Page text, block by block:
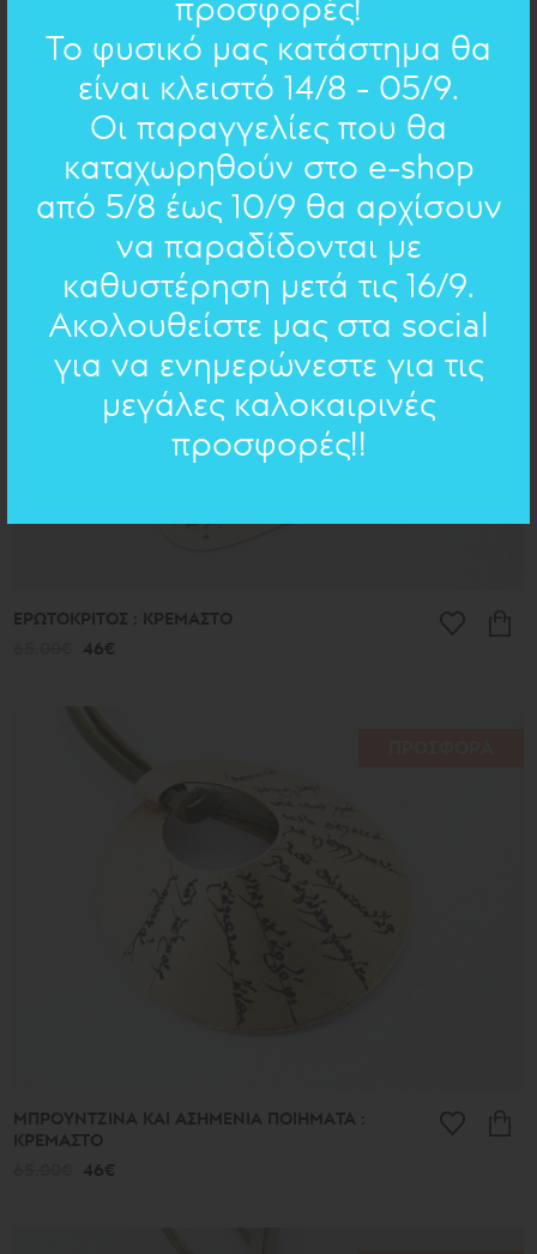
ΜΙΚΡΑ ΠΟΙΗΜΑΤΑ : ΚΡΕΜΑΣΤΟ
ΠΡΟΣΦΟΡΑ
ΕΡΩΤΟΚΡΙΤΟΣ : ΚΡΕΜΑΣΤΟ
46€
ΜΠΡΟΥΝΤΖΙΝΑ ΚΑΙ ΑΣΗΜΕΝΙΑ ΠΟΙΗΜΑΤΑ :
ΚΡΕΜΑΣΤΟ
46€
Το φυσικό μας κατάστημα θα
είναι κλειστό 14/8 - 05/9.
Οι παραγγελίες που θα
καταχωρηθούν στο e-shop
από 5/8 έως 10/9 θα αρχίσουν
να παραδίδονται με
καθυστέρηση μετά τις 16/9.
Ακολουθείστε μας στα social
για να ενημερώνεστε για τις
μεγάλες καλοκαιρινές
προσφορές!!